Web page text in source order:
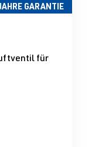
GARANTIE
5 Sternen
für